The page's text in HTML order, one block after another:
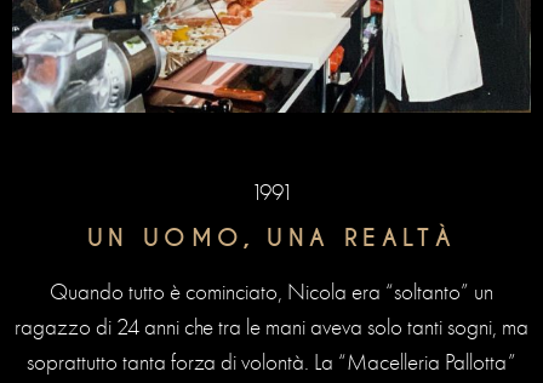
1991
UN UOMO, UNA REALTÀ
Quando tutto è cominciato, Nicola era “soltanto” un
ragazzo di 24 anni che tra le mani aveva solo tanti sogni, ma
soprattutto tanta forza di volontà. La “Macelleria Pallotta”